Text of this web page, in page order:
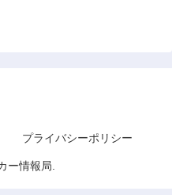
プライバシーポリシー
ー情報局.